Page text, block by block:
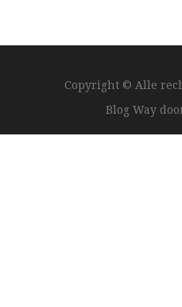
Copyright © Alle
Blog Way